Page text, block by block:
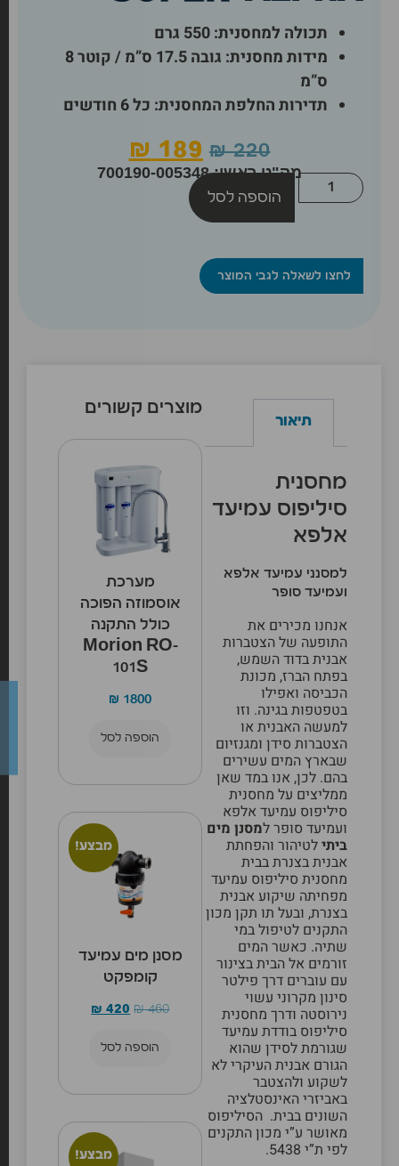
תכולה למחסנית: 550 גרם
מידות מחסנית: גובה 17.5 ס”מ / קוטר 8
ס”מ
תדירות החלפת המחסנית: כל 6 חודשים
₪220
₪189
מק"ט ראשי: 700190-005348
הוספה לסל
לחצו לשאלה לגבי המוצר
תיאור
מחסנית
סיליפוס עמיעד
אלפא
למסנני עמיעד אלפא
ועמיעד סופר
אנחנו מכירים את
התופעה של הצטברות
אבנית בדוד השמש,
בפתח הברז, מכונת
הכביסה ואפילו
בטפטפות בגינה. וזו
למעשה האבנית או
הצטברות סידן ומגנזיום
שבארץ המים עשירים
בהם. לכן, אנו במד שאן
ממליצים על מחסנית
סיליפוס עמיעד אלפא
ועמיעד סופר למסנן מים
ביתילטיהור והפחתת
אבנית בצנרת בבית
מחסנית סיליפוס עמיעד
מפחיתה שיקוע אבנית
בצנרת, ובעל תו תקן מכון
התקנים לטיפול במי
שתיה. כאשר המים
זורמים אל הבית בצינור
עם עוברים דרך פילטר
סינון מקרוני עשוי
נירוסטה ודרך מחסנית
סיליפוס בודדת עמיעד
שגורמת לסידן שהוא
הגורם אבנית העיקרי לא
לשקוע ולהצטבר
באביזרי האינסטלציה
השונים בבית. הסיליפוס
מאושר ע”י מכון התקנים
לפי ת”י 5438.
מוצרים קשורים
מערכת
אוסמוזה הפוכה
כולל התקנה
Morion RO-
101S
₪ 1800
הוספה לסל
מבצע!
מסנן מים עמיעד
קומפקט
₪460
₪420
הוספה לסל
מבצע!